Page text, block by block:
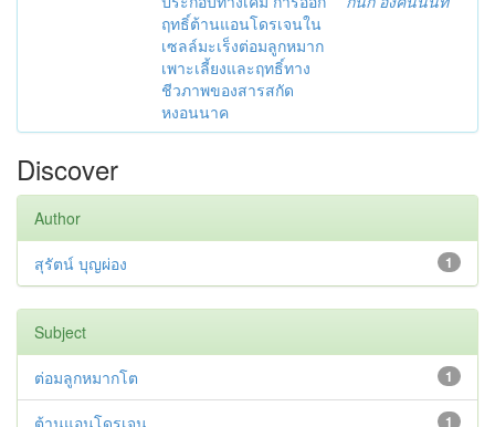
ฤทธิ์ต้านแอนโดรเจนใน
เซลล์มะเร็งต่อมลูกหมาก
เพาะเลี้ยงและฤทธิ์ทาง
ชีวภาพของสารสกัด
หงอนนาค
Discover
Author
1
สุรัตน์ บุญผ่อง
Subject
1
ต่อมลูกหมากโต
1
ต้านแอนโดรเจน